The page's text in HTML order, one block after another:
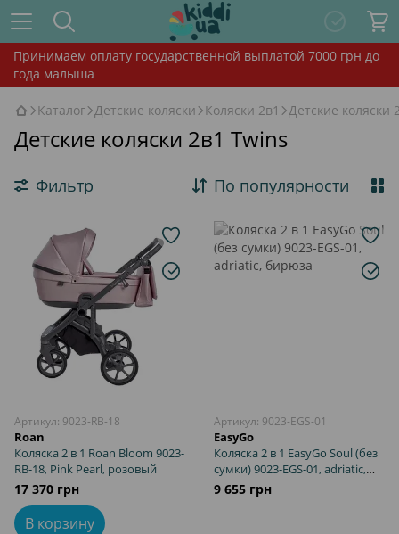
Принимаем оплату государственной выплатой 7000 грн до
года малыша
Каталог Детские коляски Коляски 2в1 Детские коляски
Детские коляски 2в1 Twins
Фильтр По популярности
Артикул: 9023-RB-18
Roan
Коляска 2 в 1 Roan Bloom 9023-
RB-18, Pink Pearl, розовый
17 370 грн
В корзину
Артикул: 9023-EGS-01
EasyGo
Коляска 2 в 1 EasyGo Soul (без
сумки) 9023-EGS-01, adriatic,
бирюза
9 655 грн